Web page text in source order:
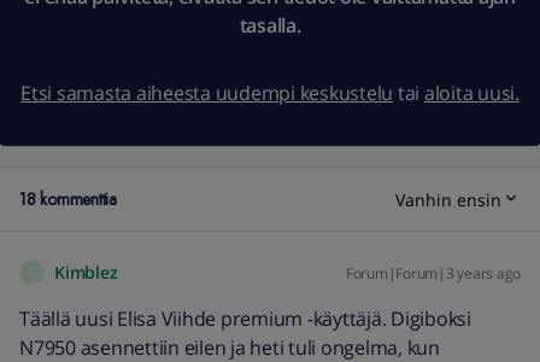
tasalla.
Etsi samasta aiheesta uudempi keskustelu tai aloita uusi.
18 kommenttia Vanhin ensin
Kimblez Forum|Forum|3 years ago
Täällä uusi Elisa Viihde premium -käyttäjä. Digiboksi
N7950 asennettiin eilen ja heti tuli ongelma, kun